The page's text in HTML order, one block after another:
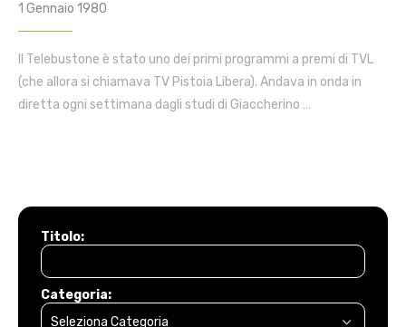
1 Gennaio 1980
Il Telebustone è stato uno dei primi programmi a premi di TVL
(che allora si chiamava TV Pistoia Libera). Andava in onda in
diretta ogni settimana dagli studi di Giaccherino …
Titolo:
Categoria: